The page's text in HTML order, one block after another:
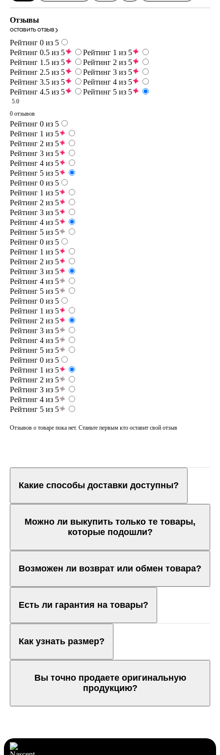
Отзывы
оставить отзыв
Рейтинг 0 из 5
Рейтинг 0.5 из 5
Рейтинг 1 из 5
Рейтинг 1.5 из 5
Рейтинг 2 из 5
Рейтинг 2.5 из 5
Рейтинг 3 из 5
Рейтинг 3.5 из 5
Рейтинг 4 из 5
Рейтинг 4.5 из 5
Рейтинг 5 из 5
5.0
0 отзывов
Рейтинг 0 из 5
Рейтинг 1 из 5
Рейтинг 2 из 5
Рейтинг 3 из 5
Рейтинг 4 из 5
Рейтинг 5 из 5
Рейтинг 0 из 5
Рейтинг 1 из 5
Рейтинг 2 из 5
Рейтинг 3 из 5
Рейтинг 4 из 5
Рейтинг 5 из 5
Рейтинг 0 из 5
Рейтинг 1 из 5
Рейтинг 2 из 5
Рейтинг 3 из 5
Рейтинг 4 из 5
Рейтинг 5 из 5
Рейтинг 0 из 5
Рейтинг 1 из 5
Рейтинг 2 из 5
Рейтинг 3 из 5
Рейтинг 4 из 5
Рейтинг 5 из 5
Рейтинг 0 из 5
Рейтинг 1 из 5
Рейтинг 2 из 5
Рейтинг 3 из 5
Рейтинг 4 из 5
Рейтинг 5 из 5
Отзывов о товаре пока нет. Станьте первым кто оставит свой отзыв
Какие способы доставки доступны?
Можно ли выкупить только те товары,
которые подошли?
Возможен ли возврат или обмен товара?
Есть ли гарантия на товары?
Как узнать размер?
Вы точно продаете оригинальную
продукцию?